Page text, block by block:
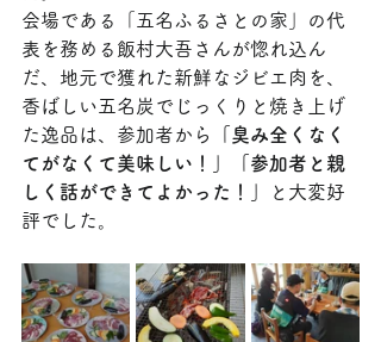
会場である「五名ふるさとの家」の代
表を務める飯村大吾さんが惚れ込ん
だ、地元で獲れた新鮮なジビエ肉を、
香ばしい五名炭でじっくりと焼き上げ
た逸品は、参加者から
「臭み全くなく
てがなくて美味しい！」「参加者と親
しく話ができてよかった！」
と大変好
評でした。